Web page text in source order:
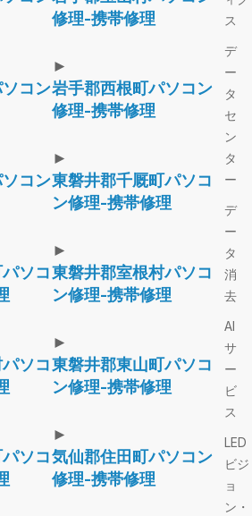
修理-携帯修理
コン
►
岩手郡西根町パソコン
修理-携帯修理
コン
►
東磐井郡千厩町パソコ
ン修理-携帯修理
ソコ
►
東磐井郡室根村パソコ
ン修理-携帯修理
ソコ
►
東磐井郡東山町パソコ
ン修理-携帯修理
ソコ
►
気仙郡住田町パソコン
修理-携帯修理
ス
デ
ー
タ
セ
ン
タ
ー
デ
ー
タ
消
去
AI
サ
ー
ビ
ス
LED
ビジ
ョ
ン・